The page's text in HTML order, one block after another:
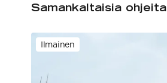
Samankaltaisia ohjeita
Ilmainen